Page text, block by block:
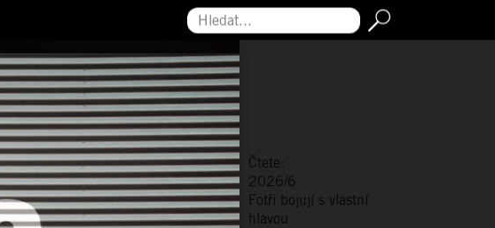
Hledat...
Čtete:
2026/6
Fotři bojují s vlastní
hlavou